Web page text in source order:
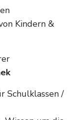
Kindern &
Schulklassen /